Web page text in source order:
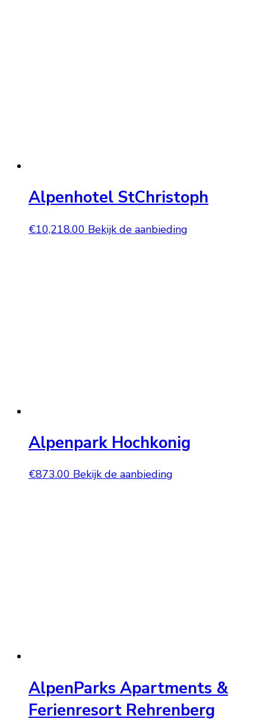
Alpenhotel StChristoph
€10,218.00 Bekijk de aanbieding
Alpenpark Hochkonig
€873.00 Bekijk de aanbieding
AlpenParks Apartments &
Ferienresort Rehrenberg